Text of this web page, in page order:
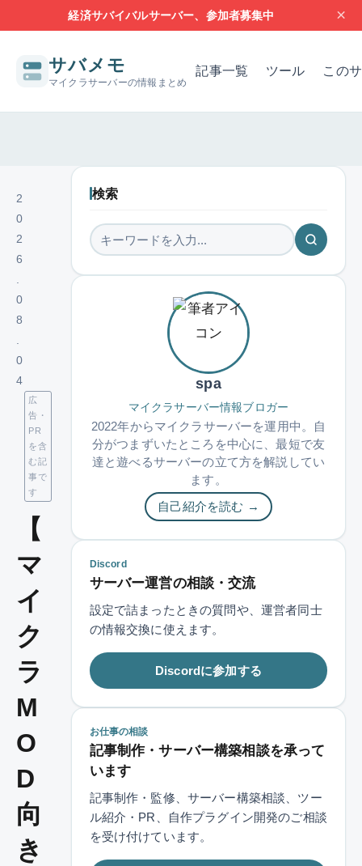
経済サバイバルサーバー、参加者募集中 ×
サバメモ
マイクラサーバーの情報まとめ
記事一覧 ツール この
2
0
2
6
0
8
0
4
広
告・
PR
を含
む記
事で
す
【
マ
イ
ク
ラ
M
O
D
向
き
検索
spa
マイクラサーバー情報ブロガー
2022年からマイクラサーバーを運用中。自
分がつまずいたところを中心に、最短で友
達と遊べるサーバーの立て方を解説してい
ます。
自己紹介を読む →
Discord
サーバー運営の相談・交流
設定で詰まったときの質問や、運営者同士
の情報交換に使えます。
Discordに参加する
お仕事の相談
記事制作・サーバー構築相談を承って
います
記事制作・監修、サーバー構築相談、ツー
ル紹介・PR、自作プラグイン開発のご相談
を受け付けています。